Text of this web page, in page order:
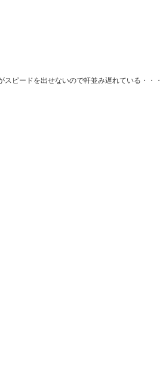
スピードを出せないので軒並み遅れている・・・